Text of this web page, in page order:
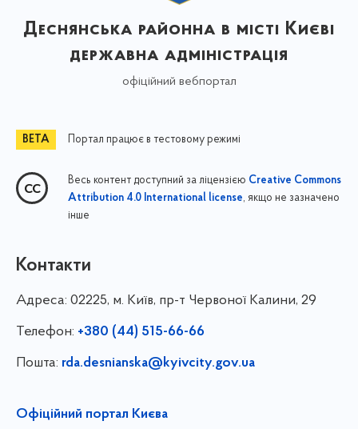
Деснянська районна в місті Києві
державна адміністрація
офіційний вебпортал
Портал працює в тестовому режимі
Весь контент доступний за ліцензією Creative Commons
Attribution 4.0 International license, якщо не зазначено
інше
Контакти
Адреса: 02225, м. Київ, пр-т Червоної Калини, 29
Телефон: +380 (44) 515-66-66
Пошта: rda.desnianska@kyivcity.gov.ua
Офіційний портал Києва